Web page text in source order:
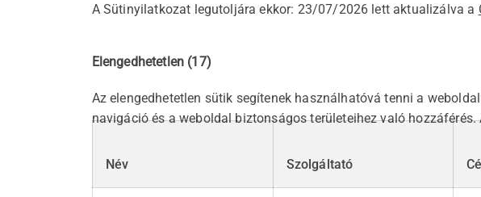
A Sütinyilatkozat legutoljára ekkor: 23/07/2026 lett aktualizálva a
Elengedhetetlen (17)
Az elengedhetetlen sütik segítenek használhatóvá tenni a
navigáció és a weboldal biztonságos területeihez való
Név Szolgáltató